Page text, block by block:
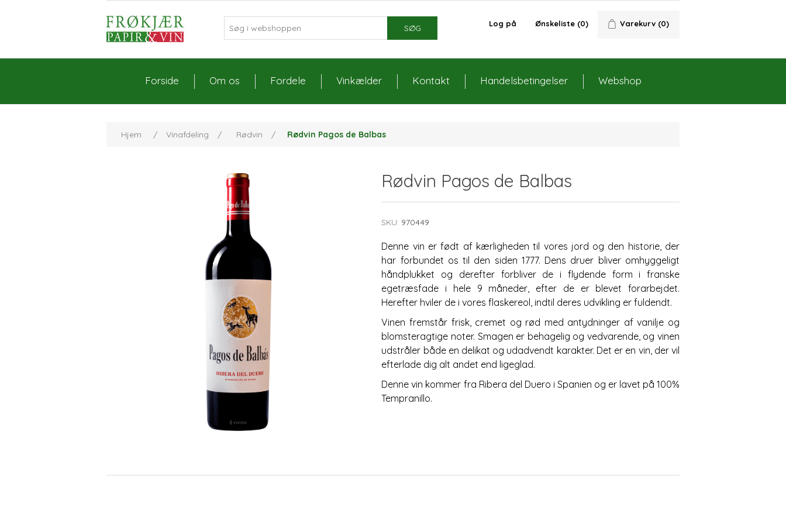
SØG Log på Ønskeliste (0) Varekurv (0)
Forside Om os Fordele Vinkælder Kontakt Handelsbetingelser Webshop
Hjem / Vinafdeling / Rødvin / Rødvin Pagos de Balbas
Rødvin Pagos de Balbas
SKU: 970449
Denne vin er født af kærligheden til vores jord og den historie, der
har forbundet os til den siden 1777. Dens druer bliver omhyggeligt
håndplukket og derefter forbliver de i flydende form i franske
egetræsfade i hele 9 måneder, efter de er blevet forarbejdet.
Herefter hviler de i vores flaskereol, indtil deres udvikling er fuldendt.
Vinen fremstår frisk, cremet og rød med antydninger af vanilje og
blomsteragtige noter. Smagen er behagelig og vedvarende, og vinen
udstråler både en delikat og udadvendt karakter. Det er en vin, der vil
efterlade dig alt andet end ligeglad.
Denne vin kommer fra Ribera del Duero i Spanien og er lavet på 100%
Tempranillo.